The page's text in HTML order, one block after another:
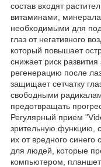
состав входят
витаминами,
необходимыми для
глаз от негативного
который повышает
снижает риск
регенерацию после
защищает сетчатку
свободными
предотвращать
Регулярный прием
зрительную функцию,
их от вредного
для людей, которые
компьютером,